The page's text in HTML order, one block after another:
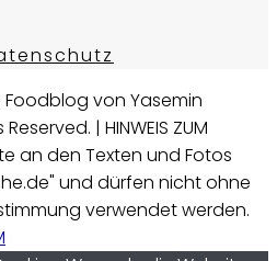
Foodblog von Yasemin
| HINWEIS ZUM
an den Texten und Fotos
und dürfen nicht ohne
verwendet werden.